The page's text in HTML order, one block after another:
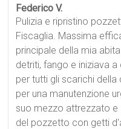
Federico V.
Pulizia e ripristino
Fiscaglia. Massima
principale della mia
detriti, fango e iniziava
per tutti gli scarichi
per una manutenzione
suo mezzo attrezzato e
del pozzetto con getti